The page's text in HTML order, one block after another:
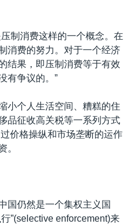
制消费这样的一个概念。在
消费的努力。对于一个经济
结果，即压制消费等于有效
有争议的。”
小个人生活空间、糟糕的住
品征收高关税等一系列方式
价格操纵和市场垄断的运作
。
国仍然是一个集权主义国
”(selective enforcement)来